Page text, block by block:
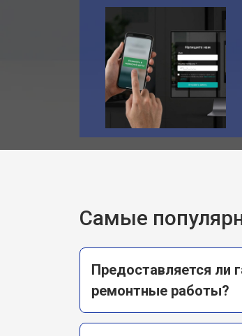
Самые
Предоставляется ли
ремонтные работы?